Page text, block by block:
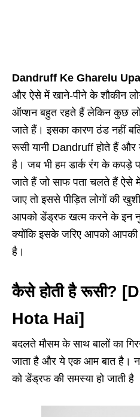
Dandruff Ke Gharelu
और ऐसे में खाने-पीने के शौकीन
ऑप्शन बहुत रहते हैं लेकिन कुछ
जाते हैं। इसका कारण ठंड नहीं
रूसी यानी Dandruff होते हैं और
है। जब भी हम डार्क रंग के कपड़े
जाते हैं जो साफ पता चलते हैं ऐसे
जाए तो इससे पीड़ित लोगों की
आपको डेंड्रफ खत्म करने के इन
क्योंकि इसके जरिए आपको आपकी
है।
कैसे होती है रूसी?
Hota Hai]
बदलते मौसम के साथ बालों का
जाता है और ये एक आम बात है।
को डेंड्रफ की समस्या हो जाती है